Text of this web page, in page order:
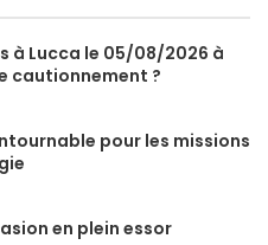
à Lucca le 05/08/2026 à
cautionnement ?
pour les missions
en plein essor